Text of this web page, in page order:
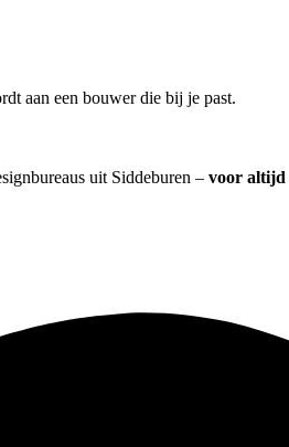
aan een bouwer die bij je past.
uit Siddeburen – voor altijd